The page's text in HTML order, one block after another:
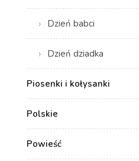
Dzień babci
Dzień dziadka
Piosenki i kołysanki
Polskie
Powieść